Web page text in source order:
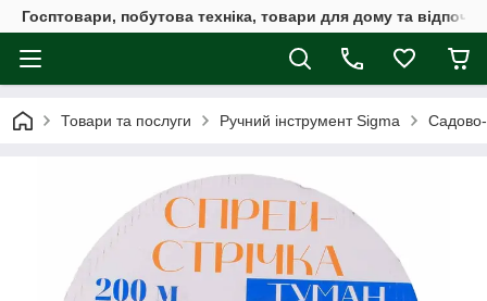
Госптовари, побутова техніка, товари для дому та
Товари та послуги Ручний інструмент Sigma Садово-